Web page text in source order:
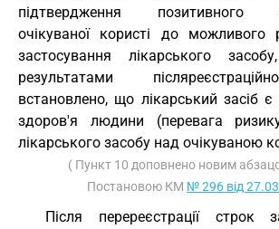
підтвердження позитивного
очікуваної користі до можливого
застосування лікарського
результатами
встановлено, що лікарський засіб
здоров'я людини (перевага
лікарського засобу над очікуваною
( Пункт 10 доповнено новим
Постановою КМ № 296 від
Після перереєстрації строк